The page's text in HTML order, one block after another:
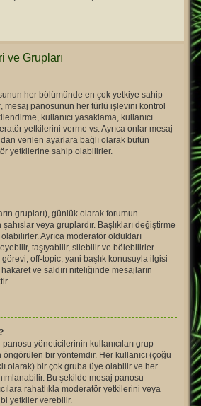
ve Grupları
her bölümünde en çok yetkiye sahip
mesaj panosunun her türlü işlevini kontrol
kullanıcı yasaklama, kullanıcı
yetkilerini verme vs. Ayrıca onlar mesaj
verilen ayarlara bağlı olarak bütün
yetkilerine sahip olabilirler.
grupları), günlük olarak forumun
şahıslar veya gruplardır. Başlıkları değiştirme
Ayrıca moderatör oldukları
taşıyabilir, silebilir ve bölebilirler.
off-topic, yani başlık konusuyla ilgisi
ve saldırı niteliğinde mesajların
panosu yöneticilerinin kullanıcıları grup
bir yöntemdir. Her kullanıcı (çoğu
olarak) bir çok gruba üye olabilir ve her
Bu şekilde mesaj panosu
rahatlıkla moderatör yetkilerini veya
yetkiler verebilir.